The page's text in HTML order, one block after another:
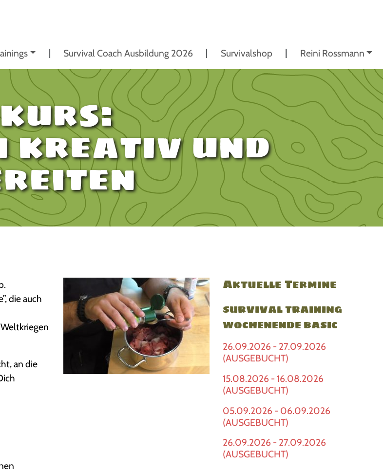
Survival Coach Ausbildung 2026 Survivalshop Reini Rossmann
kreativ und
die auch
an die
Aktuelle Termine
SURVIVAL TRAINING
WOCHENENDE BASIC
26.09.2026 - 27.09.2026
(AUSGEBUCHT)
15.08.2026 - 16.08.2026
(AUSGEBUCHT)
05.09.2026 - 06.09.2026
(AUSGEBUCHT)
26.09.2026 - 27.09.2026
(AUSGEBUCHT)